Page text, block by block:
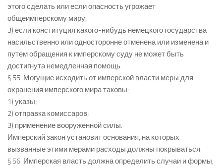
этого сделать или если опасность угрожает
общеимперскому миру;
3) если конституция какого-нибудь немецкого государства
насильственно или односторонне отменена или изменена и
путем обращения к имперскому суду не может быть
достигнута немедленная помощь.
§ 55. Могущие исходить от имперской власти меры для
охранения имперского мира таковы:
1) указы;
2) отправка комиссаров;
3) применение вооруженной силы.
Имперский закон установит основания, на которых
вызванные этими мерами расходы должны покрываться.
§ 56. Имперская власть должна определить случаи и формы,